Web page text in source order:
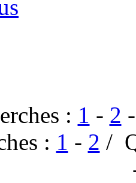
: 1 - 2
: 1 - 2 /